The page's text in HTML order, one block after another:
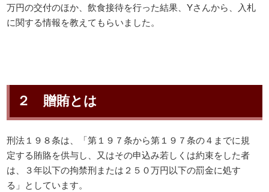
万円の交付のほか、飲食接待を行った結果、Yさんから、入札
に関する情報を教えてもらいました。
２ 贈賄とは
刑法１９８条は、「第１９７条から第１９７条の４までに規
定する賄賂を供与し、又はその申込み若しくは約束をした者
は、３年以下の拘禁刑または２５０万円以下の罰金に処す
る」としています。